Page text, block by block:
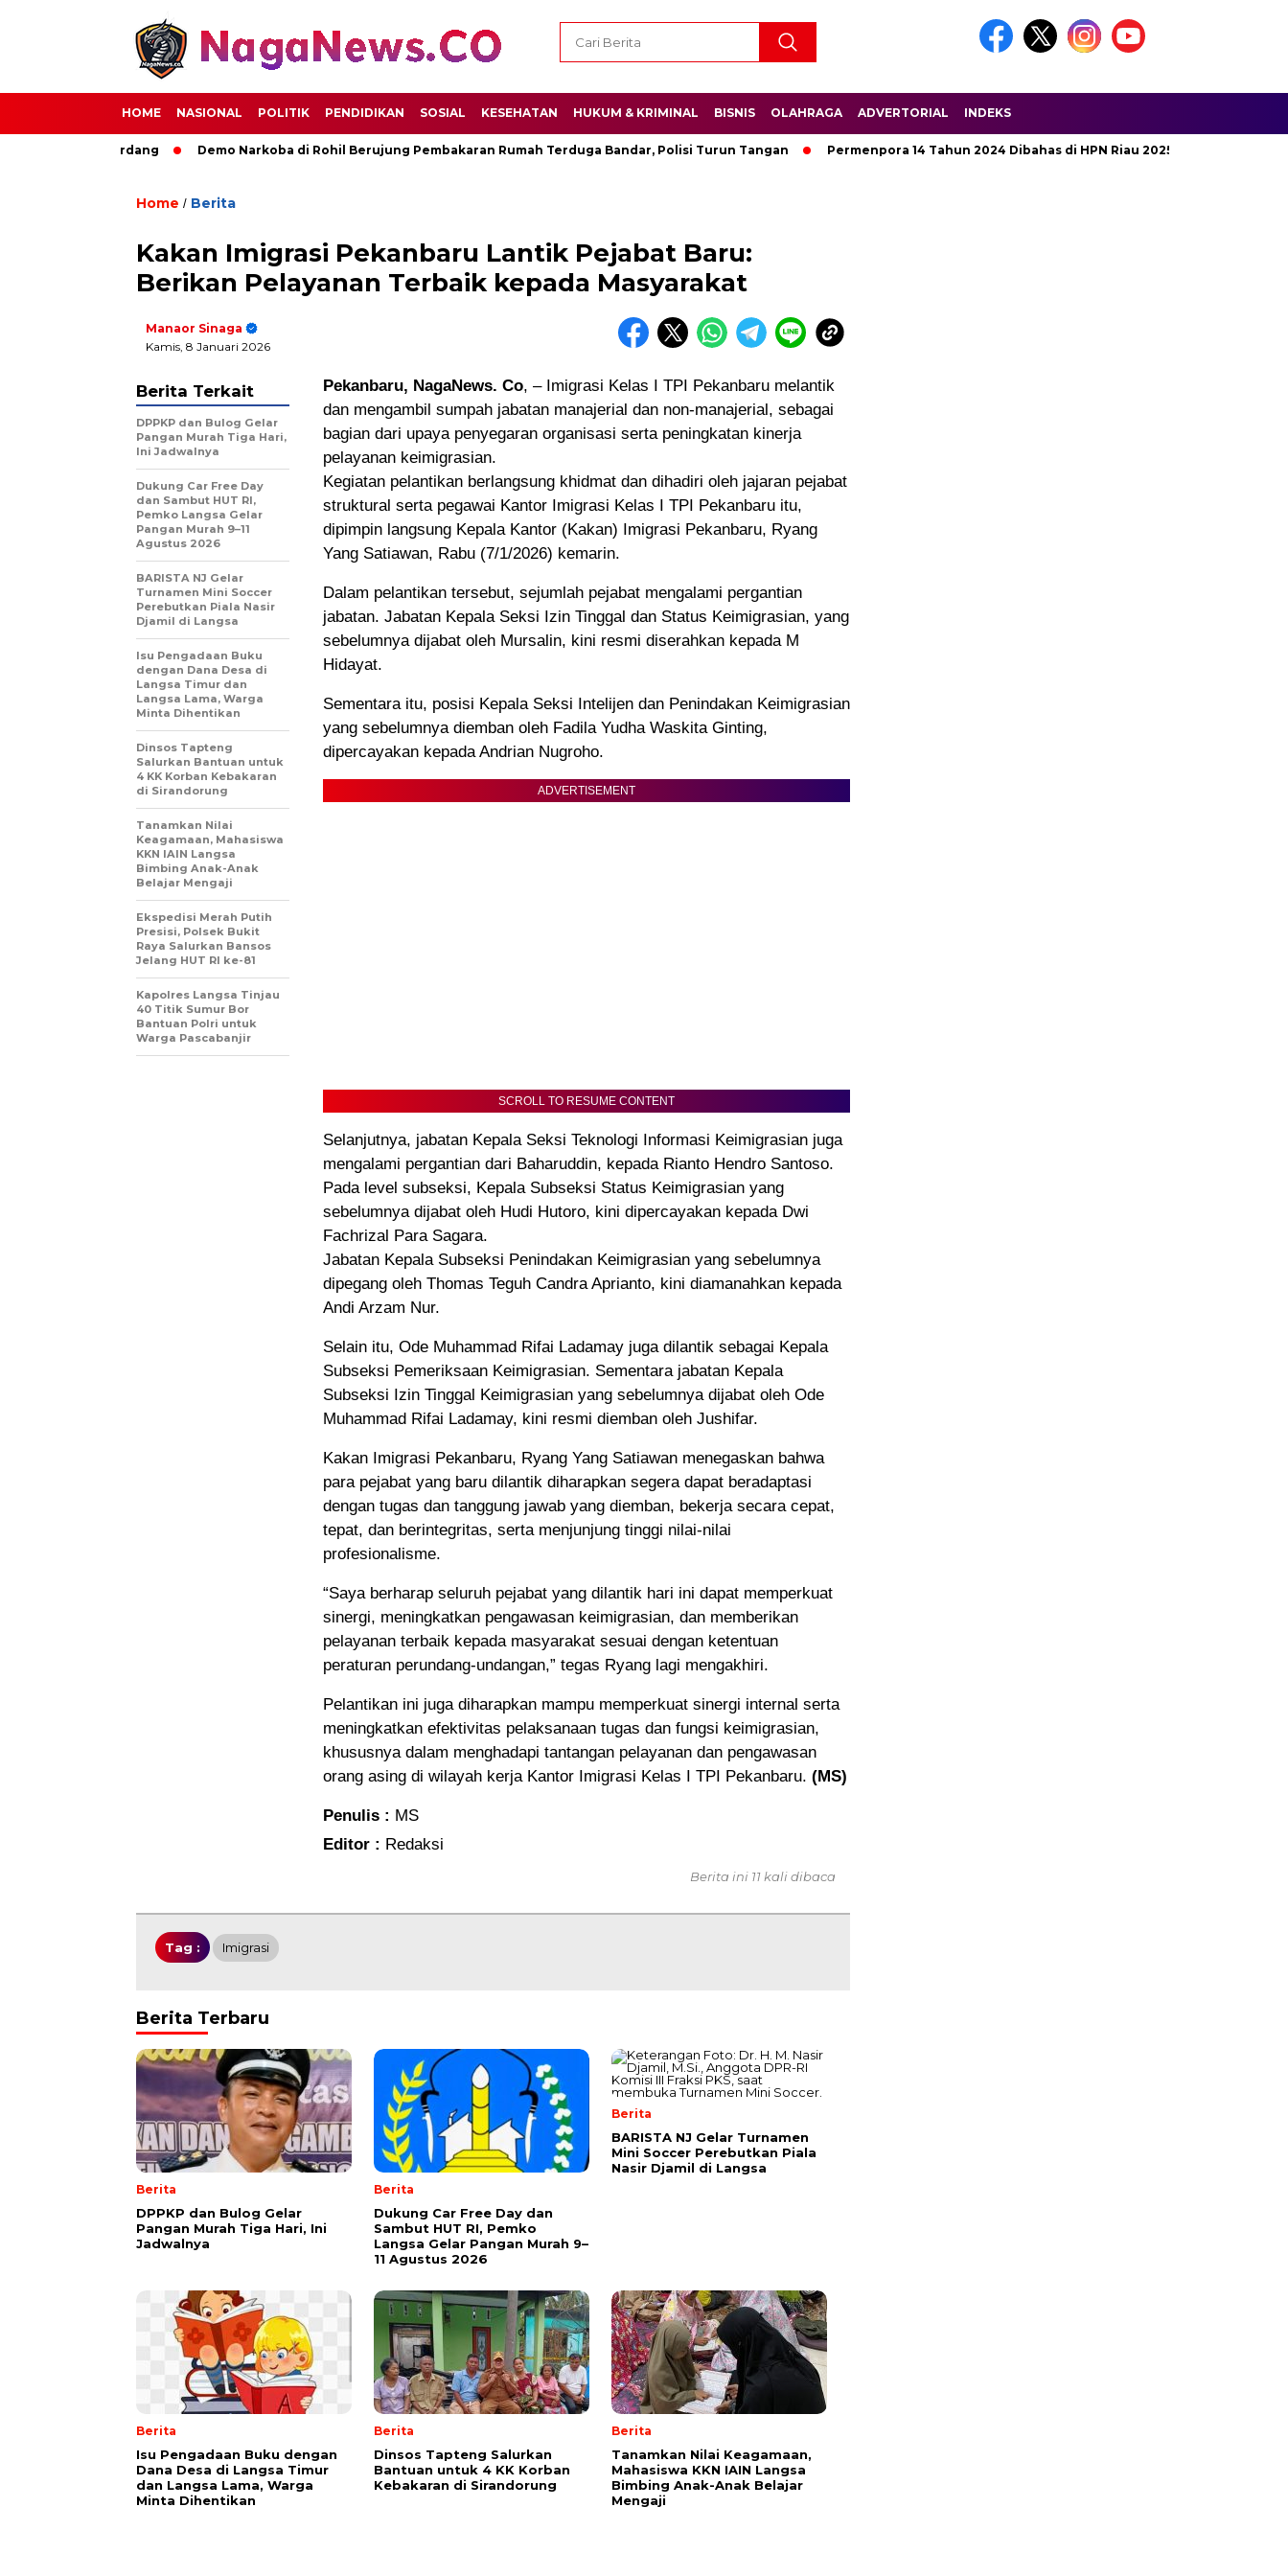
HOME NASIONAL POLITIK PENDIDIKAN SOSIAL KESEHATAN HUKUM & KRIMINAL BISNIS OLAHRAGA ADVERTORIAL INDEKS
Deli Serdang Demo Narkoba di Rohil Berujung Pembakaran Rumah Terduga Bandar, Polisi Turun Tangan Permenpora 14 Tahun 2024 Dibahas di HPN Riau 2025
Home / Berita
Kakan Imigrasi Pekanbaru Lantik Pejabat Baru:
Berikan Pelayanan Terbaik kepada Masyarakat
Manaor Sinaga
Kamis, 8 Januari 2026
Pekanbaru, NagaNews. Co, – Imigrasi Kelas I TPI Pekanbaru melantik
dan mengambil sumpah jabatan manajerial dan non-manajerial, sebagai
bagian dari upaya penyegaran organisasi serta peningkatan kinerja
pelayanan keimigrasian.
Kegiatan pelantikan berlangsung khidmat dan dihadiri oleh jajaran pejabat
struktural serta pegawai Kantor Imigrasi Kelas I TPI Pekanbaru itu,
dipimpin langsung Kepala Kantor (Kakan) Imigrasi Pekanbaru, Ryang
Yang Satiawan, Rabu (7/1/2026) kemarin.
Dalam pelantikan tersebut, sejumlah pejabat mengalami pergantian
jabatan. Jabatan Kepala Seksi Izin Tinggal dan Status Keimigrasian, yang
sebelumnya dijabat oleh Mursalin, kini resmi diserahkan kepada M
Hidayat.
Sementara itu, posisi Kepala Seksi Intelijen dan Penindakan Keimigrasian
yang sebelumnya diemban oleh Fadila Yudha Waskita Ginting,
dipercayakan kepada Andrian Nugroho.
ADVERTISEMENT
SCROLL TO RESUME CONTENT
Selanjutnya, jabatan Kepala Seksi Teknologi Informasi Keimigrasian juga
mengalami pergantian dari Baharuddin, kepada Rianto Hendro Santoso.
Pada level subseksi, Kepala Subseksi Status Keimigrasian yang
sebelumnya dijabat oleh Hudi Hutoro, kini dipercayakan kepada Dwi
Fachrizal Para Sagara.
Jabatan Kepala Subseksi Penindakan Keimigrasian yang sebelumnya
dipegang oleh Thomas Teguh Candra Aprianto, kini diamanahkan kepada
Andi Arzam Nur.
Selain itu, Ode Muhammad Rifai Ladamay juga dilantik sebagai Kepala
Subseksi Pemeriksaan Keimigrasian. Sementara jabatan Kepala
Subseksi Izin Tinggal Keimigrasian yang sebelumnya dijabat oleh Ode
Muhammad Rifai Ladamay, kini resmi diemban oleh Jushifar.
Kakan Imigrasi Pekanbaru, Ryang Yang Satiawan menegaskan bahwa
para pejabat yang baru dilantik diharapkan segera dapat beradaptasi
dengan tugas dan tanggung jawab yang diemban, bekerja secara cepat,
tepat, dan berintegritas, serta menjunjung tinggi nilai-nilai
profesionalisme.
“Saya berharap seluruh pejabat yang dilantik hari ini dapat memperkuat
sinergi, meningkatkan pengawasan keimigrasian, dan memberikan
pelayanan terbaik kepada masyarakat sesuai dengan ketentuan
peraturan perundang-undangan,” tegas Ryang lagi mengakhiri.
Pelantikan ini juga diharapkan mampu memperkuat sinergi internal serta
meningkatkan efektivitas pelaksanaan tugas dan fungsi keimigrasian,
khususnya dalam menghadapi tantangan pelayanan dan pengawasan
orang asing di wilayah kerja Kantor Imigrasi Kelas I TPI Pekanbaru. (MS)
Penulis : MS
Editor : Redaksi
Berita Terkait
DPPKP dan Bulog Gelar
Pangan Murah Tiga Hari,
Ini Jadwalnya
Dukung Car Free Day
dan Sambut HUT RI,
Pemko Langsa Gelar
Pangan Murah 9–11
Agustus 2026
BARISTA NJ Gelar
Turnamen Mini Soccer
Perebutkan Piala Nasir
Djamil di Langsa
Isu Pengadaan Buku
dengan Dana Desa di
Langsa Timur dan
Langsa Lama, Warga
Minta Dihentikan
Dinsos Tapteng
Salurkan Bantuan untuk
4 KK Korban Kebakaran
di Sirandorung
Tanamkan Nilai
Keagamaan, Mahasiswa
KKN IAIN Langsa
Bimbing Anak-Anak
Belajar Mengaji
Ekspedisi Merah Putih
Presisi, Polsek Bukit
Raya Salurkan Bansos
Jelang HUT RI ke-81
Kapolres Langsa Tinjau
40 Titik Sumur Bor
Bantuan Polri untuk
Warga Pascabanjir
Berita ini 11 kali dibaca
Tag : Imigrasi
Berita Terbaru
Berita
DPPKP dan Bulog Gelar
Pangan Murah Tiga Hari, Ini
Jadwalnya
Berita
Dukung Car Free Day dan
Sambut HUT RI, Pemko
Langsa Gelar Pangan Murah 9–
11 Agustus 2026
Berita
BARISTA NJ Gelar Turnamen
Mini Soccer Perebutkan Piala
Nasir Djamil di Langsa
Berita
Isu Pengadaan Buku dengan
Dana Desa di Langsa Timur
dan Langsa Lama, Warga
Minta Dihentikan
Berita
Dinsos Tapteng Salurkan
Bantuan untuk 4 KK Korban
Kebakaran di Sirandorung
Berita
Tanamkan Nilai Keagamaan,
Mahasiswa KKN IAIN Langsa
Bimbing Anak-Anak Belajar
Mengaji